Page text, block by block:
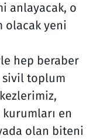
anlayacak, o
olacak yeni
hep beraber
sivil toplum
en
olan biteni